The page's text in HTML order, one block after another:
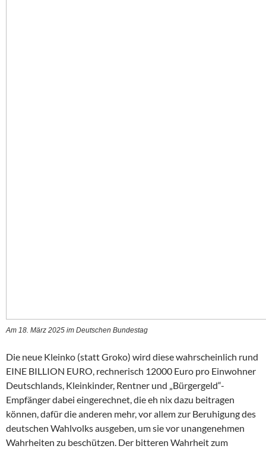
Am 18. März 2025 im Deutschen Bundestag
Die neue Kleinko (statt Groko) wird diese wahrscheinlich rund
EINE BILLION EURO, rechnerisch 12000 Euro pro Einwohner
Deutschlands, Kleinkinder, Rentner und „Bürgergeld“-
Empfänger dabei eingerechnet, die eh nix dazu beitragen
können, dafür die anderen mehr, vor allem zur Beruhigung des
deutschen Wahlvolks ausgeben, um sie vor unangenehmen
Wahrheiten zu beschützen. Der bitteren Wahrheit zum